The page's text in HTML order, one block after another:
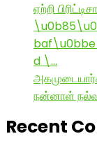
ஏற்றி
d \…
நன்னாள்
Recent